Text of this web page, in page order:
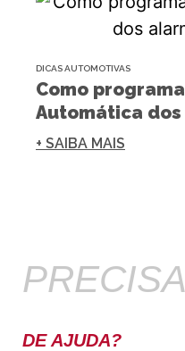
DICAS AUTOMOTIVAS
Como
Automática
+ SAIBA MAIS
PRECISA
DE AJUDA?